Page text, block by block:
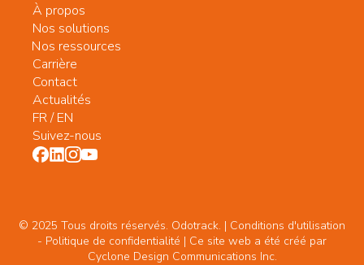
À propos
Nos solutions
Nos ressources
Carrière
Contact
Actualités
FR/EN
Suivez-nous
© 2025 Tous droits réservés. Odotrack. | Conditions d'utilisation
- Politique de confidentialité | Ce site web a été créé par
Cyclone Design Communications Inc.